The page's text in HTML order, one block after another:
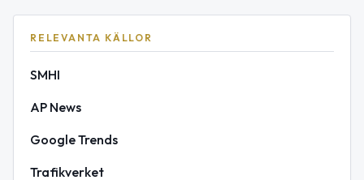
RELEVANTA KÄLLOR
SMHI
AP News
Google Trends
Trafikverket